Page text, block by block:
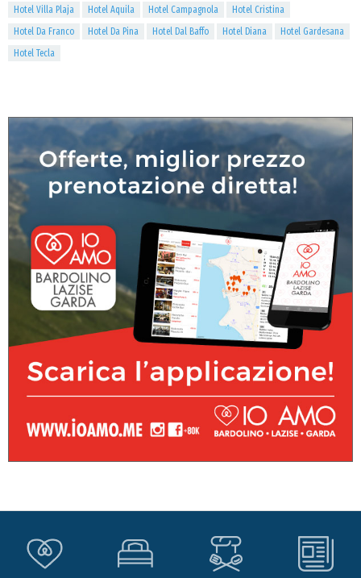
Hotel Villa Plaja
Hotel Aquila Hotel Campagnola
Hotel Cristina
Hotel Da Franco
Hotel Da Pina Hotel Dal Baffo Hotel Diana
Hotel Gardesana
Hotel Tecla